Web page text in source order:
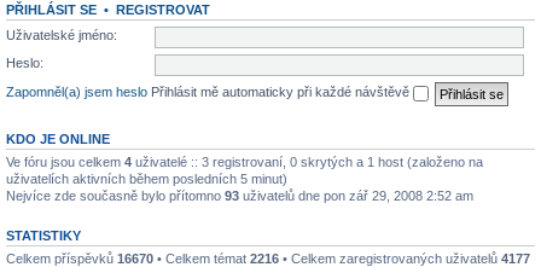
PŘIHLÁSIT SE • REGISTROVAT
Uživatelské jméno:
Heslo:
Zapomněl(a) jsem heslo Přihlásit mě automaticky při každé návštěvě
KDO JE ONLINE
Ve fóru jsou celkem 4 uživatelé :: 3 registrovaní, 0 skrytých a 1 host (založeno na
uživatelích aktivních během posledních 5 minut)
Nejvíce zde současně bylo přítomno 93 uživatelů dne pon zář 29, 2008 2:52 am
STATISTIKY
Celkem příspěvků 16670 • Celkem témat 2216 • Celkem zaregistrovaných uživatelů 4177